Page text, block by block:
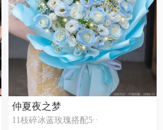
仲夏夜之梦
11枝碎冰蓝玫瑰搭配5··